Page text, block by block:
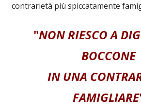
contrarietà più spiccatamente
"NON RIESCO A
BOCCONE
IN UNA
FAMIGLIARE